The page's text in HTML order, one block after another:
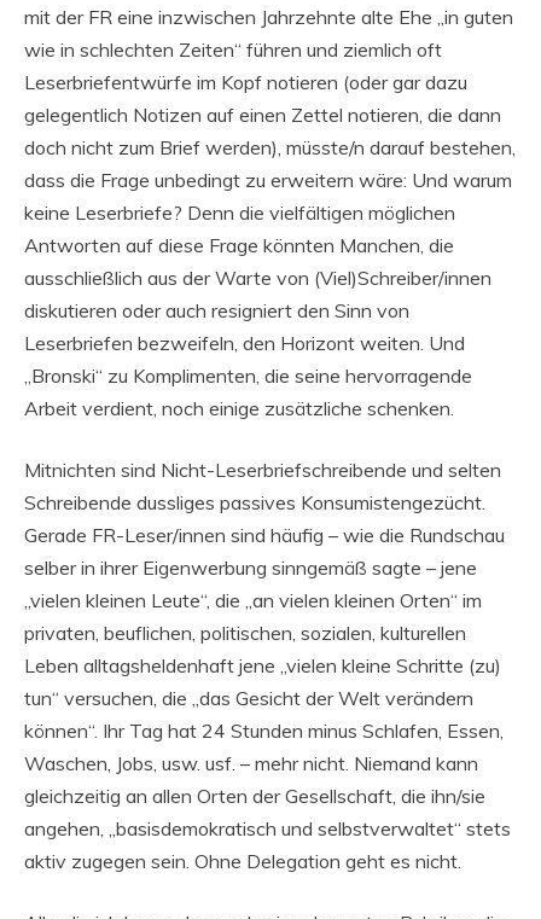
mit der FR eine inzwischen Jahrzehnte alte Ehe „in guten
wie in schlechten Zeiten“ führen und ziemlich oft
Leserbriefentwürfe im Kopf notieren (oder gar dazu
gelegentlich Notizen auf einen Zettel notieren, die dann
doch nicht zum Brief werden), müsste/n darauf bestehen,
dass die Frage unbedingt zu erweitern wäre: Und warum
keine Leserbriefe? Denn die vielfältigen möglichen
Antworten auf diese Frage könnten Manchen, die
ausschließlich aus der Warte von (Viel)Schreiber/innen
diskutieren oder auch resigniert den Sinn von
Leserbriefen bezweifeln, den Horizont weiten. Und
„Bronski“ zu Komplimenten, die seine hervorragende
Arbeit verdient, noch einige zusätzliche schenken.
Mitnichten sind Nicht-Leserbriefschreibende und selten
Schreibende dussliges passives Konsumistengezücht.
Gerade FR-Leser/innen sind häufig – wie die Rundschau
selber in ihrer Eigenwerbung sinngemäß sagte – jene
„vielen kleinen Leute“, die „an vielen kleinen Orten“ im
privaten, beuflichen, politischen, sozialen, kulturellen
Leben alltagsheldenhaft jene „vielen kleine Schritte (zu)
tun“ versuchen, die „das Gesicht der Welt verändern
können“. Ihr Tag hat 24 Stunden minus Schlafen, Essen,
Waschen, Jobs, usw. usf. – mehr nicht. Niemand kann
gleichzeitig an allen Orten der Gesellschaft, die ihn/sie
angehen, „basisdemokratisch und selbstverwaltet“ stets
aktiv zugegen sein. Ohne Delegation geht es nicht.